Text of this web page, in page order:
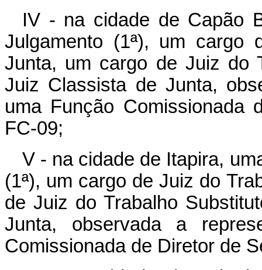
IV - na cidade de Capão
Julgamento (1ª), um cargo
Junta, um cargo de Juiz do
Juiz Classista de Junta,
uma Função
FC-09;
V - na cidade de Itapira,
(1ª), um cargo de Juiz do
de Juiz do Trabalho
Junta, observada a
Comissionada de Diretor de